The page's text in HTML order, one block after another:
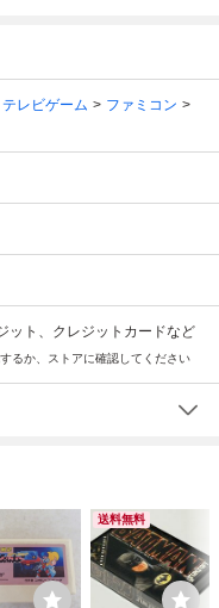
テレビゲーム
ファミコン
ット、クレジットカードなど
るか、ストアに確認してください
送料無料